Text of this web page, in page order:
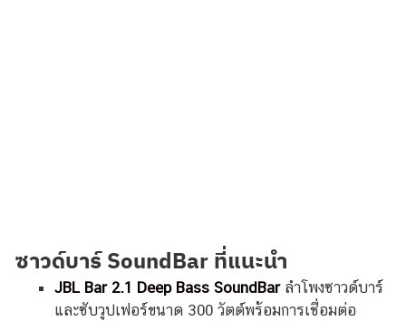
ซาวด์บาร์ SoundBar ที่แนะนำ
JBL Bar 2.1 Deep Bass SoundBarลำโพงซาวด์บาร์
และซับวูปเฟอร์ขนาด 300 วัตต์พร้อมการเชื่อมต่อ